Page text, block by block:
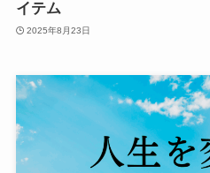
イテム
2025年8月23日